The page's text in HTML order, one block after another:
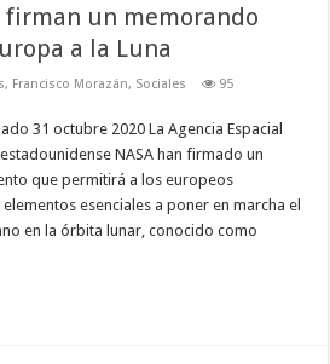
firman un memorando
a la Luna
, Francisco Morazán, Sociales 95
31 octubre 2020 La Agencia Espacial
NASA han firmado un
que permitirá a los europeos
esenciales a poner en marcha el
en la órbita lunar, conocido como